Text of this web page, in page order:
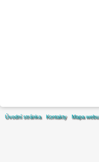
Úvodní stránka Kontakty Mapa webu